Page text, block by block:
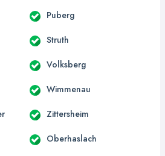
Puberg
Struth
Volksberg
Wimmenau
Zittersheim
Oberhaslach